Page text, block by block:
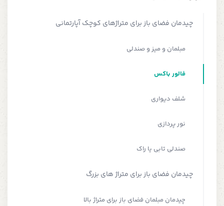
چیدمان فضای باز برای متراژهای کوچک آپارتمانی
مبلمان و میز و صندلی
فالور باکس
شلف دیواری
نور پردازی
صندلی تابی یا راک
چیدمان فضای باز برای متراژ های بزرگ
چیدمان مبلمان فضای باز برای متراژ بالا